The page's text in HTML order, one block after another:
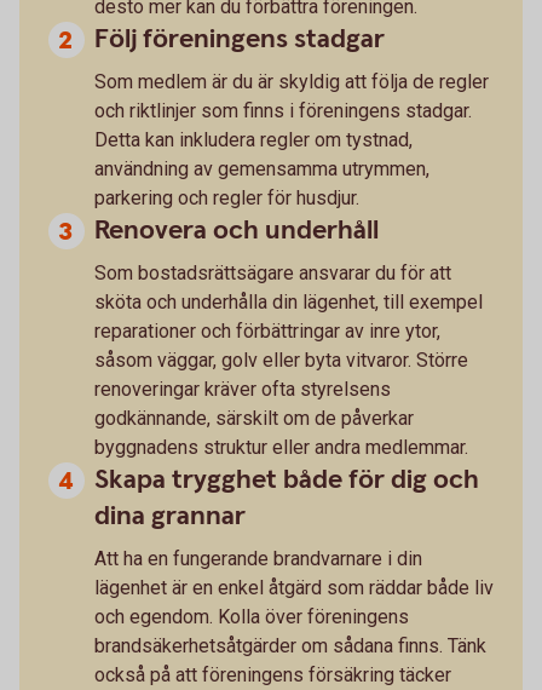
desto mer kan du förbättra föreningen.
Följ föreningens stadgar
Som medlem är du är skyldig att följa de regler
och riktlinjer som finns i föreningens stadgar.
Detta kan inkludera regler om tystnad,
användning av gemensamma utrymmen,
parkering och regler för husdjur.
Renovera och underhåll
Som bostadsrättsägare ansvarar du för att
sköta och underhålla din lägenhet, till exempel
reparationer och förbättringar av inre ytor,
såsom väggar, golv eller byta vitvaror. Större
renoveringar kräver ofta styrelsens
godkännande, särskilt om de påverkar
byggnadens struktur eller andra medlemmar.
Skapa trygghet både för dig och
dina grannar
Att ha en fungerande brandvarnare i din
lägenhet är en enkel åtgärd som räddar både liv
och egendom. Kolla över föreningens
brandsäkerhetsåtgärder om sådana finns. Tänk
också på att föreningens försäkring täcker